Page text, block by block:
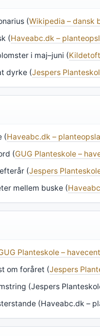
(Wikipedia – dansk
(Haveabc.dk –
i maj–juni (
dyrke (Jespers
(Haveabc.dk –
(GUG Planteskole –
(Jespers
mellem buske (
Planteskole –
om foråret (Jespers
(Jespers
(Haveabc.dk –